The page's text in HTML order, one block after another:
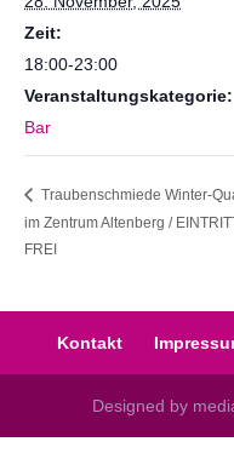
Zeit:
18:00-23:00
Veranstaltungskategorie:
Bar
Traubenschmiede Winter-
im Zentrum Altenberg /
FREI
Kontakt
Designed by